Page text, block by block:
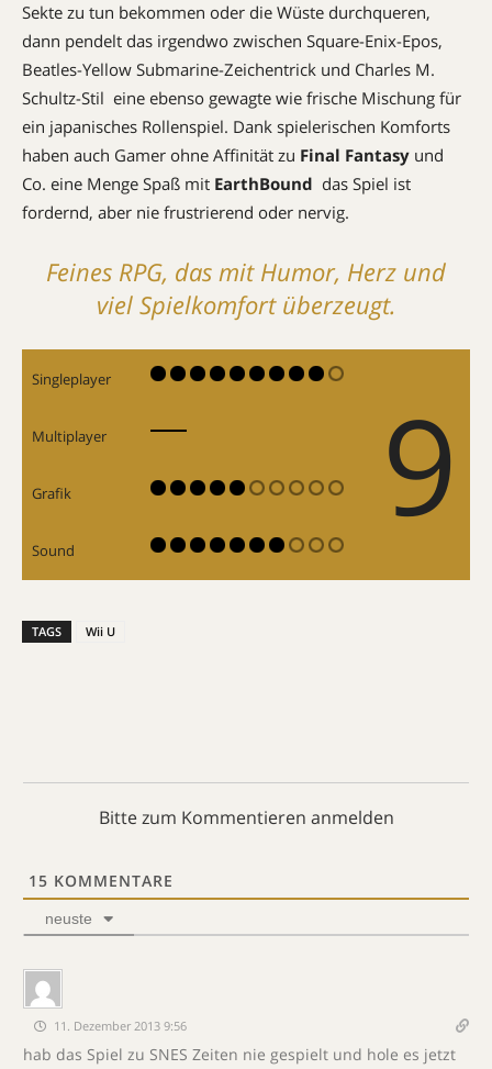
Sekte zu tun bekommen oder die Wüste durchqueren,
dann pendelt das irgendwo zwischen Square-Enix-Epos,
Beatles-Yellow Submarine-Zeichentrick und Charles M.
Schultz-Stil  eine ebenso gewagte wie frische Mischung für
ein japanisches Rollenspiel. Dank spielerischen Komforts
haben auch Gamer ohne Affinität zu Final Fantasy und
Co. eine Menge Spaß mit EarthBound  das Spiel ist
fordernd, aber nie frustrierend oder nervig.
Feines RPG, das mit Humor, Herz und
viel Spielkomfort überzeugt.
Singleplayer 9
Multiplayer
Grafik
Sound
TAGS Wii U
Bitte zum Kommentieren anmelden
15 KOMMENTARE
neuste
11. Dezember 2013 9:56
hab das Spiel zu SNES Zeiten nie gespielt und hole es jetzt